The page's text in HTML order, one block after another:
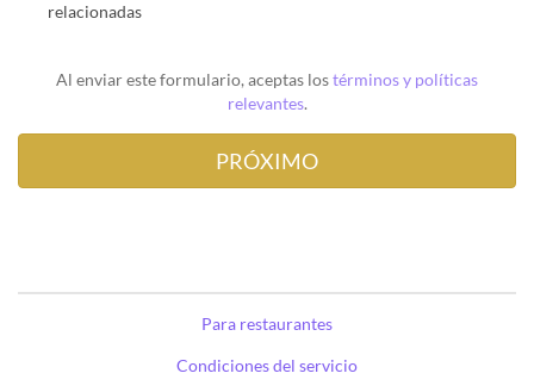
relacionadas
Al enviar este formulario, aceptas lostérminos y políticas
relevantes.
Para restaurantes
Condiciones del servicio